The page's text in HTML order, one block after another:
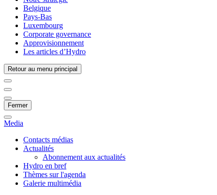
Belgique
Pays-Bas
Luxembourg
Corporate governance
Approvisionnement
Les articles d’Hydro
Retour au menu principal
Fermer
Media
Contacts médias
Actualités
Abonnement aux actualités
Hydro en bref
Thèmes sur l'agenda
Galerie multimédia